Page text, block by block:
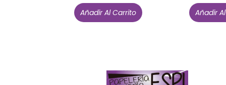
Añadir Al Carrito Añadir